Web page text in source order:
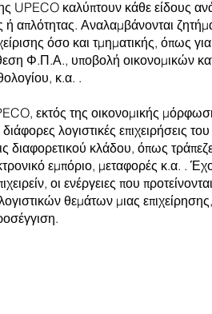
UPECO καλύπτουν κάθε είδους
ή απλότητας. Αναλαμβάνονται
όσο και τμηματικής, όπως
Φ.Π.Α., υποβολή οικονομικών
κ.α. .
εκτός της οικονομικής
λογιστικές επιχειρήσεις
διαφορετικού κλάδου, όπως
εμπόριο, μεταφορές κ.α. .
οι ενέργειες που
θεμάτων μιας